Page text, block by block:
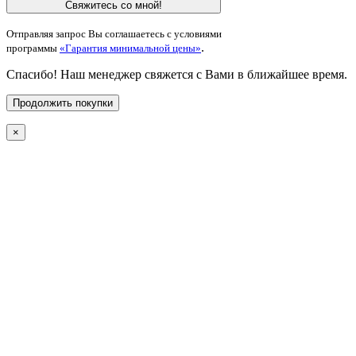
Свяжитесь со мной!
Отправляя запрос Вы соглашаетесь с условиями
программы «Гарантия минимальной цены».
Спасибо! Наш менеджер свяжется с Вами в ближайшее время.
Продолжить покупки
×